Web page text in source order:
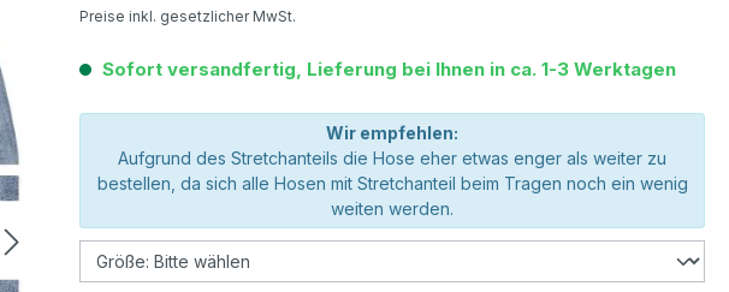
Preise inkl. gesetzlicher MwSt.
Sofort versandfertig, Lieferung bei Ihnen in ca. 1-3 Werktagen
Wir empfehlen:
Aufgrund des Stretchanteils die Hose eher etwas enger als weiter zu
bestellen, da sich alle Hosen mit Stretchanteil beim Tragen noch ein wenig
weiten werden.